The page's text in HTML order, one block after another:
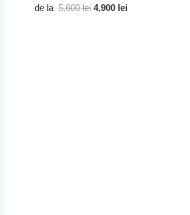
de la5,600lei Prețul
4,900 leiPrețul